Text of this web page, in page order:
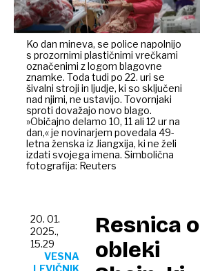
Ko dan mineva, se police napolnijo
s prozornimi plastičnimi vrečkami
označenimi z logom blagovne
znamke. Toda tudi po 22. uri se
šivalni stroji in ljudje, ki so sključeni
nad njimi, ne ustavijo. Tovornjaki
sproti dovažajo novo blago.
»Običajno delamo 10, 11 ali 12 ur na
dan,« je novinarjem povedala 49-
letna ženska iz Jiangxija, ki ne želi
izdati svojega imena. Simbolična
fotografija: Reuters
Resnica o
obleki
20. 01.
2025.,
15.29
VESNA